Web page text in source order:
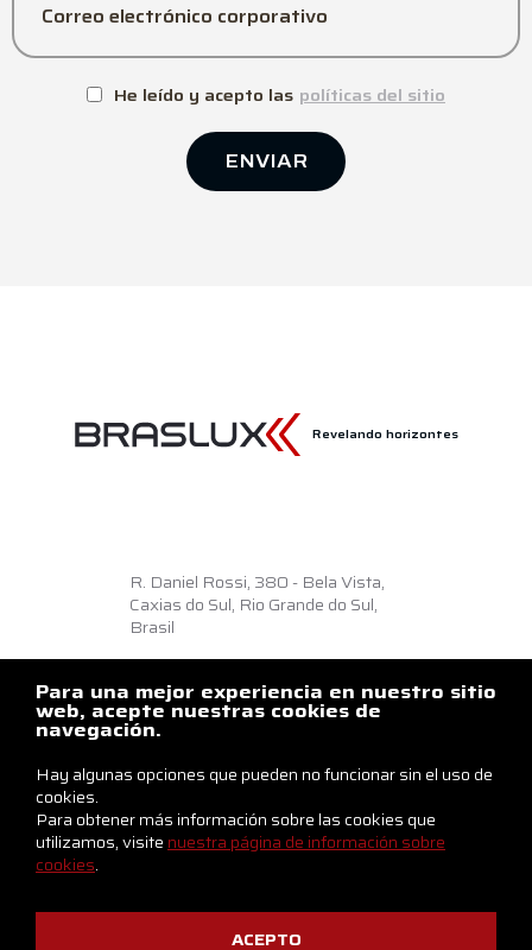
Correo electrónico corporativo
He leído y acepto las políticas del sitio
ENVIAR
Revelando horizontes
R. Daniel Rossi, 380 - Bela Vista,
Caxias do Sul, Rio Grande do Sul,
Brasil
+55 54 3218.6500
Contáctenos
Para una mejor experiencia en nuestro sitio
web, acepte nuestras cookies de
navegación.
Hay algunas opciones que pueden no funcionar sin el uso de
cookies.
Para obtener más información sobre las cookies que
utilizamos, visite nuestra página de información sobre
cookies.
ACEPTO